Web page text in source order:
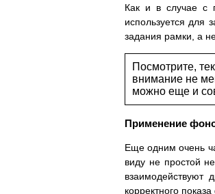
Как и в случае с
используется для
задания рамки, а
Посмотрите,
внимание не
можно еще и
Применение
Еще одним очень
виду не простой
взаимодействуют
корректного